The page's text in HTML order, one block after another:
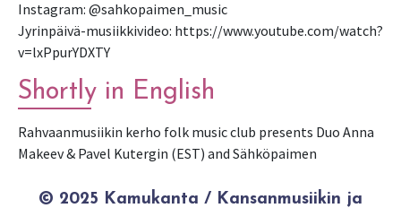
Instagram: @sahkopaimen_music
Jyrinpäivä-musiikkivideo: https://www.youtube.com/watch?
v=lxPpurYDXTY
Shortly in English
Rahvaanmusiikin kerho folk music club presents Duo Anna
Makeev & Pavel Kutergin (EST) and Sähköpaimen
© 2025 Kamukanta / Kansanmusiikin ja